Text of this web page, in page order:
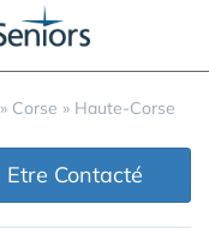
» Corse » Haute-Corse
Etre Contacté